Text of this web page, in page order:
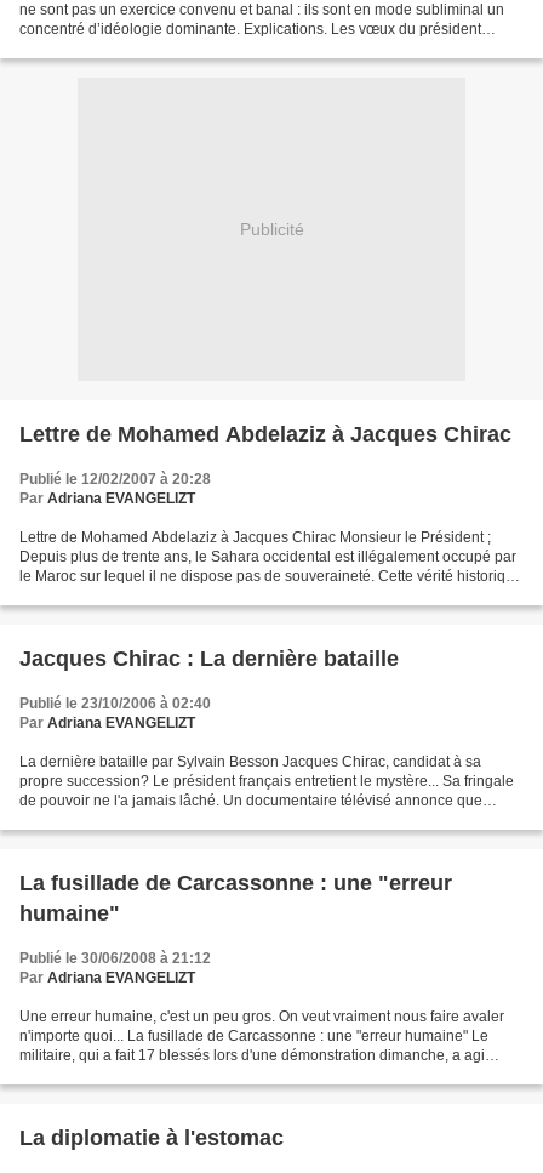
ne sont pas un exercice convenu et banal : ils sont en mode subliminal un
concentré d’idéologie dominante. Explications. Les vœux du président
Publicité
Lettre de Mohamed Abdelaziz à Jacques Chirac
Publié le 12/02/2007 à 20:28
Par Adriana EVANGELIZT
Lettre de Mohamed Abdelaziz à Jacques Chirac Monsieur le Président ;
Depuis plus de trente ans, le Sahara occidental est illégalement occupé par
le Maroc sur lequel il ne dispose pas de souveraineté. Cette vérité historique
Jacques Chirac : La dernière bataille
Publié le 23/10/2006 à 02:40
Par Adriana EVANGELIZT
La dernière bataille par Sylvain Besson Jacques Chirac, candidat à sa
propre succession? Le président français entretient le mystère... Sa fringale
de pouvoir ne l'a jamais lâché. Un documentaire télévisé annonce que
La fusillade de Carcassonne : une "erreur
humaine"
Publié le 30/06/2008 à 21:12
Par Adriana EVANGELIZT
Une erreur humaine, c'est un peu gros. On veut vraiment nous faire avaler
n'importe quoi... La fusillade de Carcassonne : une "erreur humaine" Le
militaire, qui a fait 17 blessés lors d'une démonstration dimanche, a agi
La diplomatie à l'estomac